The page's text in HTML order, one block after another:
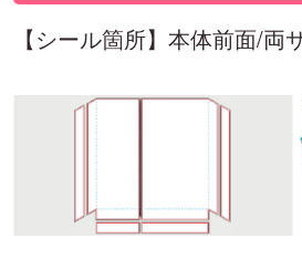
【シール箇所】本体前面/両